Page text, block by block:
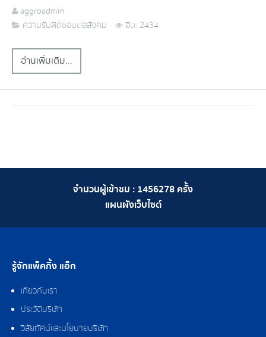
aggroadmin
ความรับผิดชอบต่อสังคม
ฮิต: 2434
อ่านเพิ่มเติม...
จำนวนผู้เข้าชม : 1456278 ครั้ง
แผนผังเว็บไซต์
รู้จักแพ็คกิ้ง แอ็ก
เกี่ยวกับเรา
ประวัติบริษัท
วิสัยทัศน์และนโยบายบริษัท